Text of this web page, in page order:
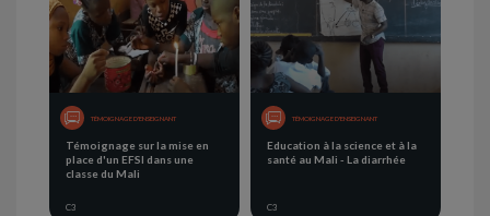
TÉMOIGNAGE D'ENSEIGNANT
Témoignage sur la mise en
place d'un EFSI dans une
classe du Mali
C3
TÉMOIGNAGE D'ENSEIGNANT
Education à la science et à la
santé au Mali - La diarrhée
C3